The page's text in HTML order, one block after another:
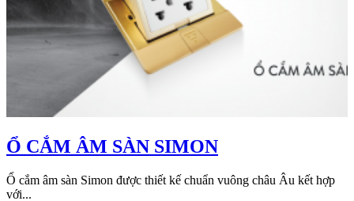
Ổ CẮM ÂM SÀN SIMON
Ổ cắm âm sàn Simon được thiết kế chuẩn vuông châu Âu kết hợp
với...